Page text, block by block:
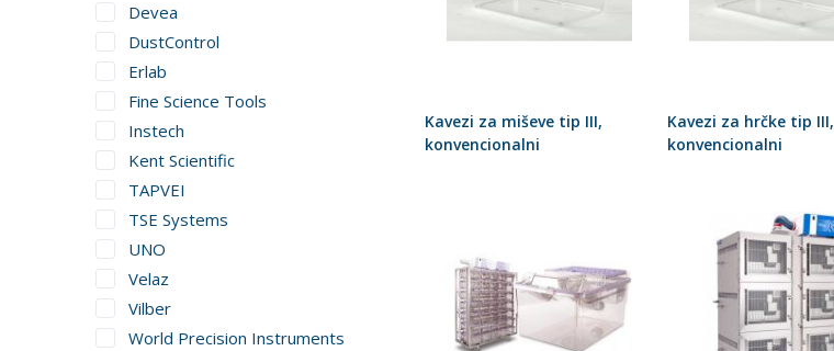
Devea
DustControl
Erlab
Fine Science Tools
Instech
Kent Scientific
TAPVEI
TSE Systems
UNO
Velaz
Vilber
World Precision Instruments
Kavezi za miševe tip III,
konvencionalni
Kavezi za hrčke tip III,
konvencionalni